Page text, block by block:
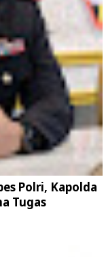
Polri, Kapolda
Tugas